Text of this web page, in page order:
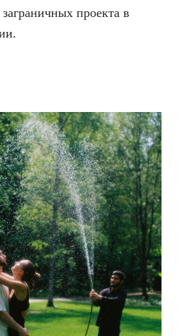
проекта в